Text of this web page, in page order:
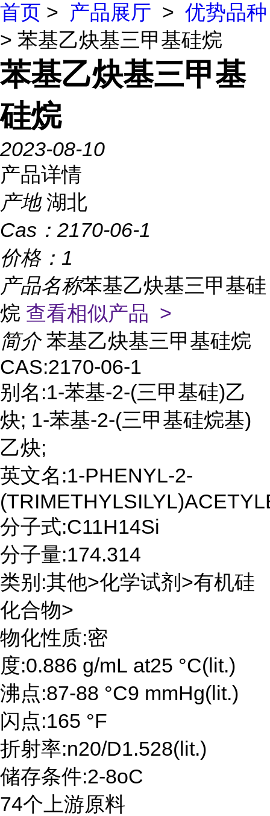
首页 > 产品展厅 > 优势品种
> 苯基乙炔基三甲基硅烷
苯基乙炔基三甲基
硅烷
2023-08-10
产品详情
产地 湖北
Cas： 2170-06-1
价格： 1
产品名称苯基乙炔基三甲基硅
烷 查看相似产品 >
简介 苯基乙炔基三甲基硅烷
CAS:2170-06-1
别名:1-苯基-2-(三甲基硅)乙
炔; 1-苯基-2-(三甲基硅烷基)
乙炔;
英文名:1-PHENYL-2-
分子式:C11H14Si
分子量:174.314
类别:其他>化学试剂>有机硅
化合物>
物化性质:密
度:0.886 g/mL at25 °C(lit.)
沸点:87-88 °C9 mmHg(lit.)
闪点:165 °F
折射率:n20/D1.528(lit.)
储存条件:2-8oC
74个上游原料